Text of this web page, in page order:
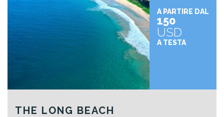
A PARTIRE DAL
150
USD
A TESTA
THE LONG BEACH